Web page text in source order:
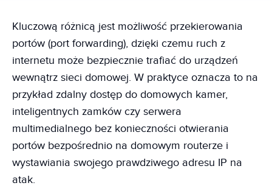
Kluczową różnicą jest możliwość przekierowania
portów (port forwarding), dzięki czemu ruch z
internetu może bezpiecznie trafiać do urządzeń
wewnątrz sieci domowej. W praktyce oznacza to na
przykład zdalny dostęp do domowych kamer,
inteligentnych zamków czy serwera
multimedialnego bez konieczności otwierania
portów bezpośrednio na domowym routerze i
wystawiania swojego prawdziwego adresu IP na
atak.